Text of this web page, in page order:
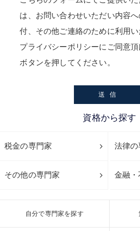
は、お問い合わせいただい内容
付、その他ご連絡のために利用い
プライバシーポリシーにご同意頂
ボタンを押してください。
資格から探す
税金の専門家 法律の
その他の専門家 金融・
自分で専門家を探す